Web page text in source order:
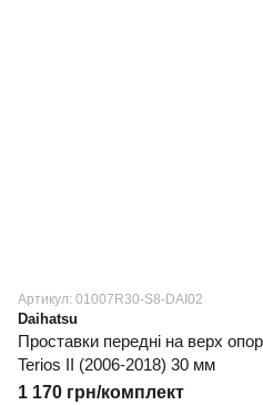
Артикул: 01007R30-S8-DAI02
Daihatsu
Проставки передні на верх
Terios II (2006-2018) 30 мм
1 170 грн/комплект